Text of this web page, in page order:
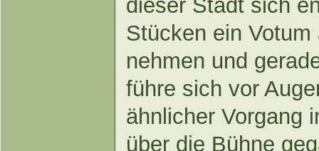
dieser Stadt sich
Stücken ein
nehmen und
führe sich vor
ähnlicher Vorgang
über die Bühne